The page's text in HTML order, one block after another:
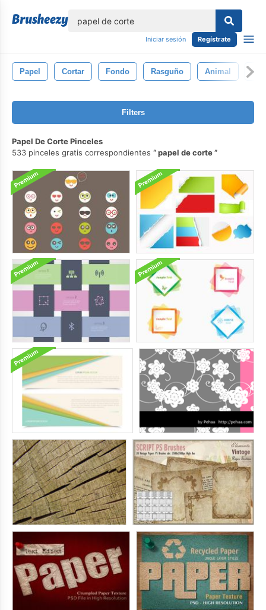
Iniciar sesión Regístrate
Papel Cortar Fondo Rasguño Animal
Filters
Papel De Corte Pinceles
533 pinceles gratis correspondientes
papel de corte